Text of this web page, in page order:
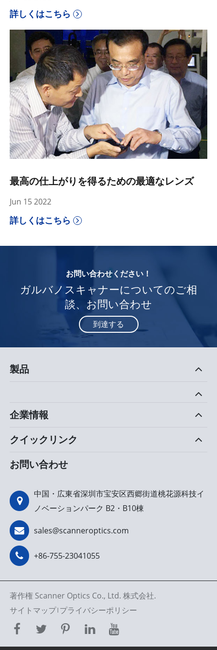
詳しくはこちら
最高の仕上がりを得るための最適なレンズ
Jun 15 2022
詳しくはこちら
お問い合わせください！
ガルバノスキャナーについてのご相
談、お問い合わせ
到達する
製品
企業情報
クイックリンク
お問い合わせ
中国・広東省深圳市宝安区西郷街道桃花源科技イ
ノベーションパーク B2・B10棟
sales@scanneroptics.com
+86-755-23041055
著作権 Scanner Optics Co., Ltd. 株式会社.
サイトマップ プライバシーポリシー